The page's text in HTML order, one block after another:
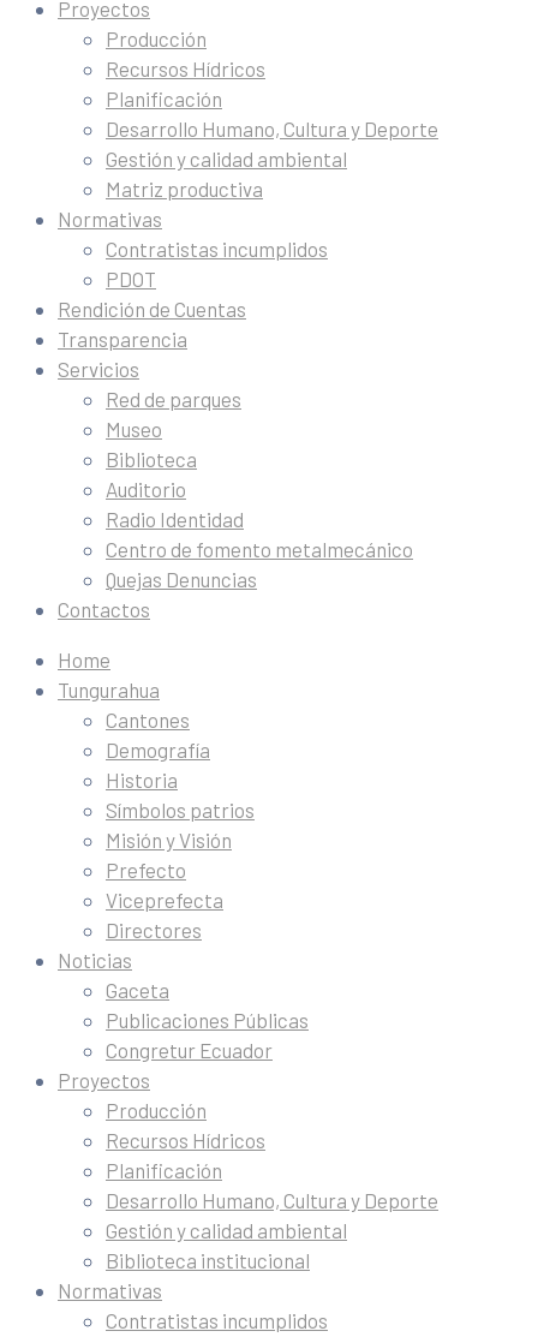
Proyectos
Producción
Recursos Hídricos
Planificación
Desarrollo Humano, Cultura y Deporte
Gestión y calidad ambiental
Matriz productiva
Normativas
Contratistas incumplidos
PDOT
Rendición de Cuentas
Transparencia
Servicios
Red de parques
Museo
Biblioteca
Auditorio
Radio Identidad
Centro de fomento metalmecánico
Quejas Denuncias
Contactos
Home
Tungurahua
Cantones
Demografía
Historia
Símbolos patrios
Misión y Visión
Prefecto
Viceprefecta
Directores
Noticias
Gaceta
Publicaciones Públicas
Congretur Ecuador
Proyectos
Producción
Recursos Hídricos
Planificación
Desarrollo Humano, Cultura y Deporte
Gestión y calidad ambiental
Biblioteca institucional
Normativas
Contratistas incumplidos